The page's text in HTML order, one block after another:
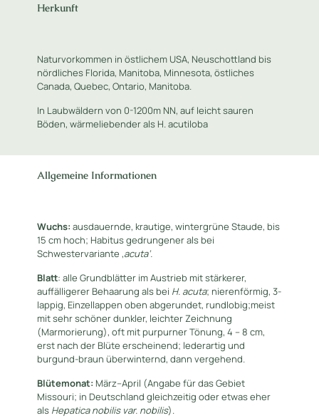
Herkunft
Naturvorkommen in östlichem USA, Neuschottland bis
nördliches Florida, Manitoba, Minnesota, östliches
Canada, Quebec, Ontario, Manitoba.
In Laubwäldern von 0-1200m NN, auf leicht sauren
Böden, wärmeliebender als H. acutiloba
Allgemeine Informationen
Wuchs:ausdauernde, krautige, wintergrüne Staude, bis
15 cm hoch; Habitus gedrungener als bei
Schwestervariante ‚acuta‘.
Blatt: alle Grundblätter im Austrieb mit stärkerer,
auffälligerer Behaarung als bei H. acuta; nierenförmig, 3-
lappig, Einzellappen oben abgerundet, rundlobig;meist
mit sehr schöner dunkler, leichter Zeichnung
(Marmorierung), oft mit purpurner Tönung, 4 – 8 cm,
erst nach der Blüte erscheinend; lederartig und
burgund-braun überwinternd, dann vergehend.
Blütemonat: März–April (Angabe für das Gebiet
Missouri; in Deutschland gleichzeitig oder etwas eher
als Hepatica nobilis var. nobilis).